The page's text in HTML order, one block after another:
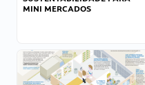
MINI MERCADOS